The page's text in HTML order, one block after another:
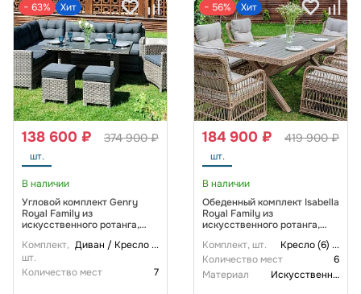
− 63% Хит
374 900 ₽
138 600 ₽
шт.
В наличии
Угловой комплект Genry
Royal Family из
искусственного ротанга,
Комплект,
шт.
Диван / Кресло...
Количество мест 7
− 56% Хит
419 900 ₽
184 900 ₽
шт.
В наличии
Обеденный комплект Isabella
Royal Family из
искусственного ротанга,
Комплект, шт. Кресло (6) ...
Количество мест
6
Материал
Искусственный ротанг